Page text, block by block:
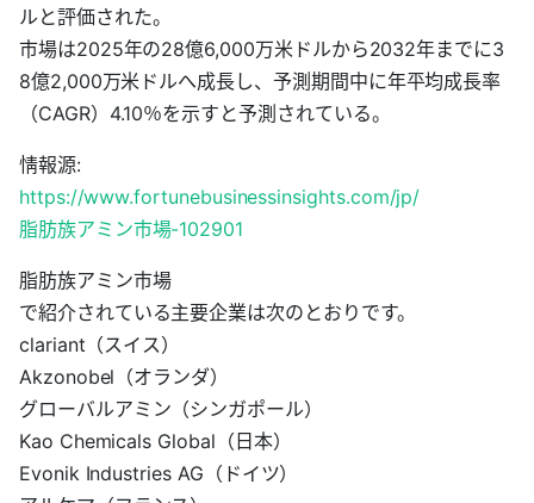
ルと評価された。
市場は2025年の28億6,000万米ドルから2032年までに3
8億2,000万米ドルへ成長し、予測期間中に年平均成長率
（CAGR）4.10％を示すと予測されている。
情報源:
https://www.fortunebusinessinsights.com/jp/
脂肪族アミン市場-102901
脂肪族アミン市場
で紹介されている主要企業は次のとおりです。
clariant（スイス）
Akzonobel（オランダ）
グローバルアミン（シンガポール）
Kao Chemicals Global（日本）
Evonik Industries AG（ドイツ）